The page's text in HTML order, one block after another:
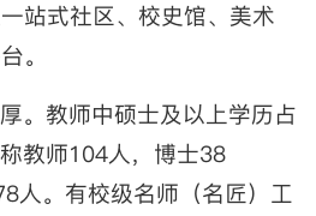
站式社区、校史馆、美术
。
。教师中硕士及以上学历占
教师104人，博士38
人。有校级名师（名匠）工